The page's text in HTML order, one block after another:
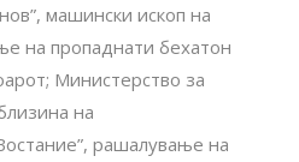
машински ископ на
на пропаднати бехатон
Министерство за
на
рашалување на